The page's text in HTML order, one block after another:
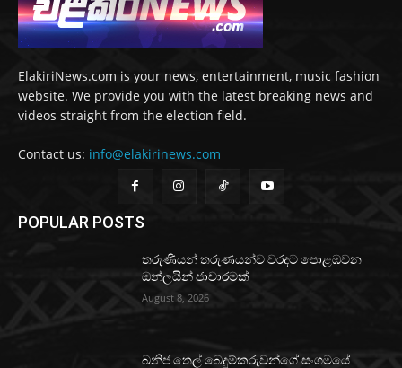
ElakiriNews.com is your news, entertainment, music fashion
website. We provide you with the latest breaking news and
videos straight from the election field.
Contact us: info@elakirinews.com
POPULAR POSTS
තරුණියන් තරුණයන්ව වරදට පොළඹවන
ඔන්ලයින් ජාවාරමක්
August 8, 2026
ඛනිජ තෙල් බෙදුම්කරුවන්ගේ සංගමයේ